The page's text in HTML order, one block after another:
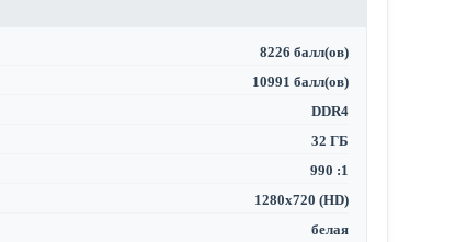
8226 балл(ов)
10991 балл(ов)
DDR4
32 ГБ
990 :1
1280x720 (HD)
белая